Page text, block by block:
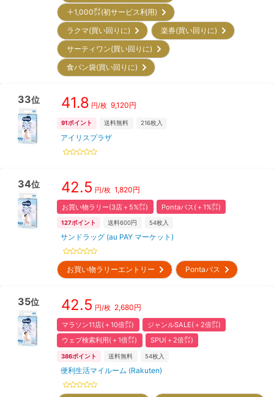
＋1,000㌽(初サービス利用)
ラクマ(買い回りに)
楽券(買い回りに)
サーティワン(買い回りに)
食パン袋(買い回りに)
33位 41.8 円/枚 9,120円
91ポイント 送料無料 216枚入
アイリスプラザ
34位 42.5 円/枚 1,820円
お買い物ラリー(3店＋5%㌽) Pontaパス(＋1%㌽)
127ポイント 送料600円 54枚入
サンドラッグ (au PAY マーケット)
お買い物ラリーエントリー Pontaパス
35位 42.5 円/枚 2,680円
マラソン11店(＋10倍㌽)
ジャンルSALE(＋2倍㌽)
ウェブ検索利用(＋1倍㌽)
SPU(＋2倍㌽)
386ポイント 送料無料 54枚入
便利生活マイルーム (Rakuten)